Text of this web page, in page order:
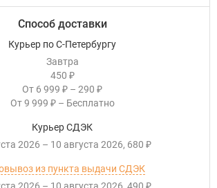
Способ доставки
Курьер по С-Петербургу
Завтра
450 ₽
От 6 999 ₽ – 290 ₽
От 9 999 ₽ – Бесплатно
Курьер СДЭК
2026 – 10 августа 2026 680 ₽
из пункта выдачи СДЭК
₽